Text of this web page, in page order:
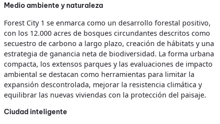
Medio ambiente y naturaleza
Forest City 1 se enmarca como un desarrollo forestal positivo,
con los 12.000 acres de bosques circundantes descritos como
secuestro de carbono a largo plazo, creación de hábitats y una
estrategia de ganancia neta de biodiversidad. La forma urbana
compacta, los extensos parques y las evaluaciones de impacto
ambiental se destacan como herramientas para limitar la
expansión descontrolada, mejorar la resistencia climática y
equilibrar las nuevas viviendas con la protección del paisaje.
Ciudad inteligente